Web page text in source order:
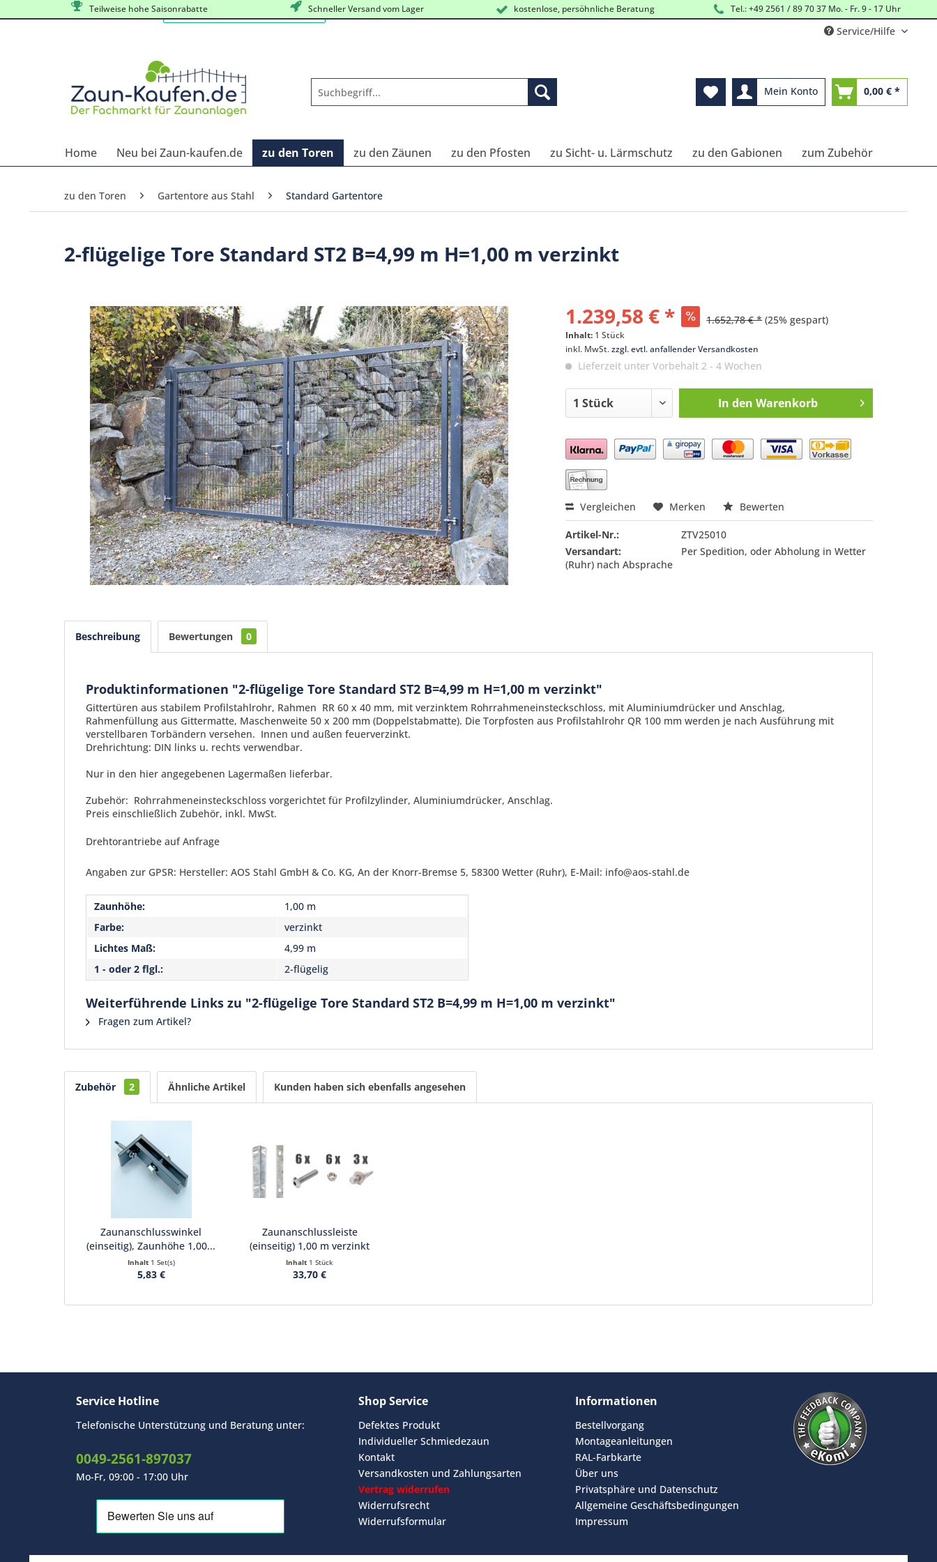
Teilweise hohe Saisonrabatte Schneller Versand vom Lager kostenlose, persöhnliche Beratung Tel.: +49 2561 / 89 70 37 Mo. - Fr. 9 - 17 Uhr
Service/Hilfe
Mein Konto 0,00 € *
Home Neu bei Zaun-kaufen.de zu den Toren zu den Zäunen zu den Pfosten zu Sicht- u. Lärmschutz zu den Gabionen zum Zubehör
zu den Toren Gartentore aus Stahl Standard Gartentore
2-flügelige Tore Standard ST2 B=4,99 m H=1,00 m verzinkt
1.239,58 € * 1.652,78 € * (25% gespart)
Inhalt: 1 Stück
inkl. MwSt.zzgl. evtl. anfallender Versandkosten
Lieferzeit unter Vorbehalt 2 - 4 Wochen
In den Warenkorb
Preis anfragen
Senden
Vergleichen Merken Bewerten
Artikel-Nr.:
ZTV25010
Versandart:
Per Spedition, oder Abholung in Wetter
(Ruhr) nach Absprache
Beschreibung Bewertungen 0
Produktinformationen "2-flügelige Tore Standard ST2 B=4,99 m H=1,00 m verzinkt"
Gittertüren aus stabilem Profilstahlrohr, Rahmen RR 60 x 40 mm, mit verzinktem Rohrrahmeneinsteckschloss, mit Aluminiumdrücker und Anschlag,
Rahmenfüllung aus Gittermatte, Maschenweite 50 x 200 mm (Doppelstabmatte). Die Torpfosten aus Profilstahlrohr QR 100 mm werden je nach Ausführung mit
verstellbaren Torbändern versehen. Innen und außen feuerverzinkt.
Drehrichtung: DIN links u. rechts verwendbar.
Nur in den hier angegebenen Lagermaßen lieferbar.
Zubehör: Rohrrahmeneinsteckschloss vorgerichtet für Profilzylinder, Aluminiumdrücker, Anschlag.
Preis einschließlich Zubehör, inkl. MwSt.
Drehtorantriebe auf Anfrage
Angaben zur GPSR: Hersteller: AOS Stahl GmbH & Co. KG, An der Knorr-Bremse 5, 58300 Wetter (Ruhr), E-Mail: info@aos-stahl.de
Zaunhöhe:
1,00 m
Farbe:
verzinkt
Lichtes Maß:
4,99 m
1 - oder 2 flgl.:
2-flügelig
Weiterführende Links zu "2-flügelige Tore Standard ST2 B=4,99 m H=1,00 m verzinkt"
Fragen zum Artikel?
Zubehör 2 Ähnliche Artikel Kunden haben sich ebenfalls angesehen
Zaunanschlusswinkel
(einseitig), Zaunhöhe 1,00...
Inhalt 1 Set(s)
5,83 €
Zaunanschlussleiste
(einseitig) 1,00 m verzinkt
Inhalt 1 Stück
33,70 €
Service Hotline
Telefonische Unterstützung und Beratung unter:
0049-2561-897037
Mo-Fr, 09:00 - 17:00 Uhr
Shop Service
Defektes Produkt
Individueller Schmiedezaun
Kontakt
Versandkosten und Zahlungsarten
Vertrag widerrufen
Widerrufsrecht
Widerrufsformular
Informationen
Bestellvorgang
Montageanleitungen
RAL-Farbkarte
Über uns
Privatsphäre und Datenschutz
Allgemeine Geschäftsbedingungen
Impressum